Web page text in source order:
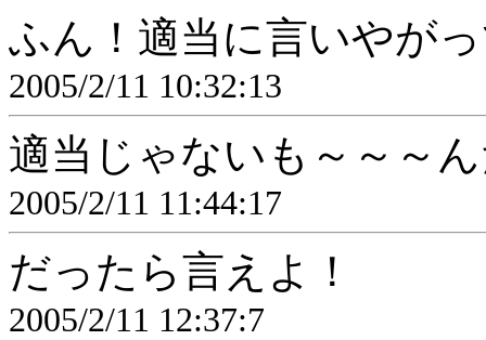
ふん！適当に言いやが
2005/2/11 10:32:13
適当じゃないも～～～
2005/2/11 11:44:17
だったら言えよ！
2005/2/11 12:37:7